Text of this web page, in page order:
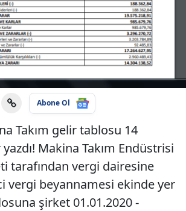
Abone Ol
Takım gelir tablosu 14
Makina Takım Endüstrisi
tarafından vergi dairesine
vergi beyannamesi ekinde yer
şirket 01.01.2020 -